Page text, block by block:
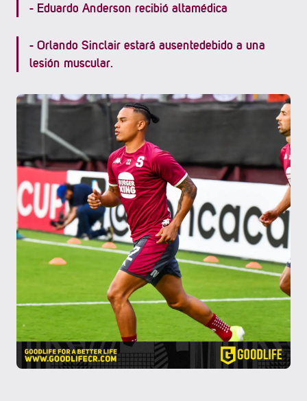
- ⁠Eduardo Anderson recibió altamédica
- ⁠Orlando Sinclair estará ausentedebido a una
lesión muscular.